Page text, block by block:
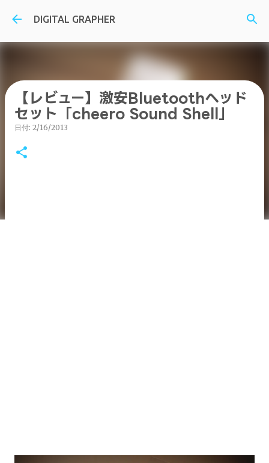
スキップしてメイン コンテンツに移動
DIGITAL GRAPHER
【レビュー】激安Bluetoothヘッド
セット「cheero Sound Shell」
日付: 2/16/2013